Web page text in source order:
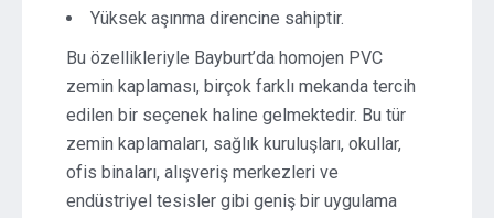
Yüksek aşınma direncine sahiptir.
Bu özellikleriyle Bayburt’da homojen PVC
zemin kaplaması, birçok farklı mekanda tercih
edilen bir seçenek haline gelmektedir. Bu tür
zemin kaplamaları, sağlık kuruluşları, okullar,
ofis binaları, alışveriş merkezleri ve
endüstriyel tesisler gibi geniş bir uygulama